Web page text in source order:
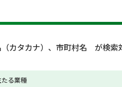
カタカナ）、市町村名 が検索
る業種